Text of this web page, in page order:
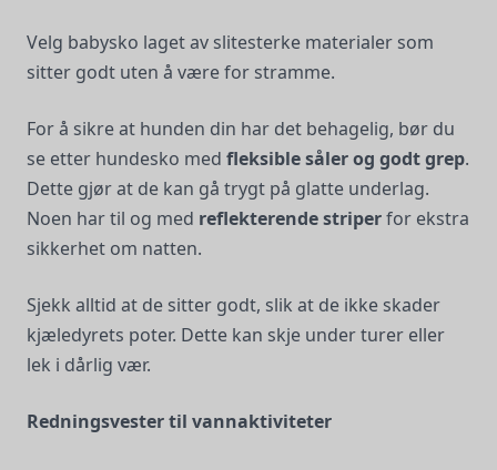
Velg babysko laget av slitesterke materialer som
sitter godt uten å være for stramme.
For å sikre at hunden din har det behagelig, bør du
se etter hundesko med fleksible såler og godt grep.
Dette gjør at de kan gå trygt på glatte underlag.
Noen har til og med reflekterende striperfor ekstra
sikkerhet om natten.
Sjekk alltid at de sitter godt, slik at de ikke skader
kjæledyrets poter. Dette kan skje under turer eller
lek i dårlig vær.
Redningsvester til vannaktiviteter